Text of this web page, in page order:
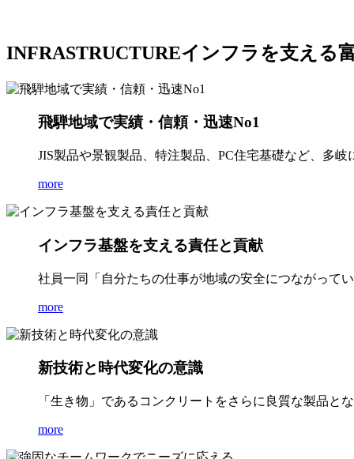
INFRASTRUCTUREインフラを支える
飛騨地域で実績・信頼・迅速No1
JIS製品や景観製品、特注製品、PC住宅基礎など、多
more
インフラ基盤を支える責任と貢献
社員一同「自分たちの仕事が地域の安全につながって
more
新技術と時代変化の意識
「生き物」であるコンクリートをさらに良質な製品と
more